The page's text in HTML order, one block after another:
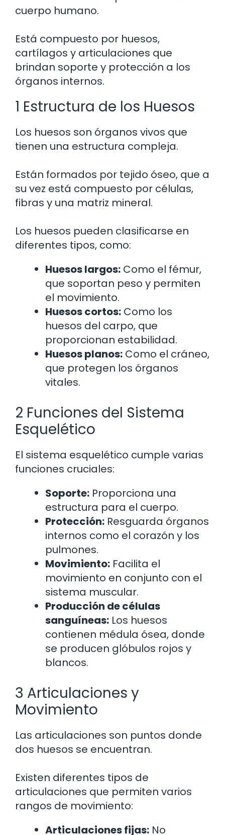
cuerpo humano.
Está compuesto por huesos,
cartílagos y articulaciones que
brindan soporte y protección a los
órganos internos.
1 Estructura de los Huesos
Los huesos son órganos vivos que
tienen una estructura compleja.
Están formados por tejido óseo, que a
su vez está compuesto por células,
fibras y una matriz mineral.
Los huesos pueden clasificarse en
diferentes tipos, como:
Huesos largos: Como el fémur,
que soportan peso y permiten
el movimiento.
Huesos cortos: Como los
huesos del carpo, que
proporcionan estabilidad.
Huesos planos: Como el cráneo,
que protegen los órganos
vitales.
2 Funciones del Sistema
Esquelético
El sistema esquelético cumple varias
funciones cruciales:
Soporte: Proporciona una
estructura para el cuerpo.
Protección: Resguarda órganos
internos como el corazón y los
pulmones.
Movimiento: Facilita el
movimiento en conjunto con el
sistema muscular.
Producción de células
sanguíneas: Los huesos
contienen médula ósea, donde
se producen glóbulos rojos y
blancos.
3 Articulaciones y
Movimiento
Las articulaciones son puntos donde
dos huesos se encuentran.
Existen diferentes tipos de
articulaciones que permiten varios
rangos de movimiento:
Articulaciones fijas: No